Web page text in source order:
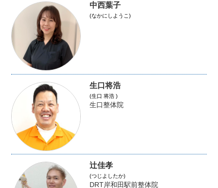
中西葉子
(なかにしようこ)
生口将浩
(生口 将浩 )
生口整体院
辻佳孝
(つじよしたか)
DRT岸和田駅前整体院